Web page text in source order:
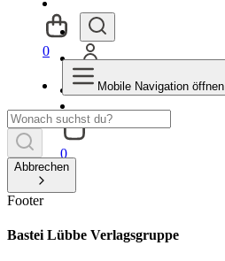
0
0
Mobile Navigation öffnen
Abbrechen
Footer
Bastei Lübbe Verlagsgruppe